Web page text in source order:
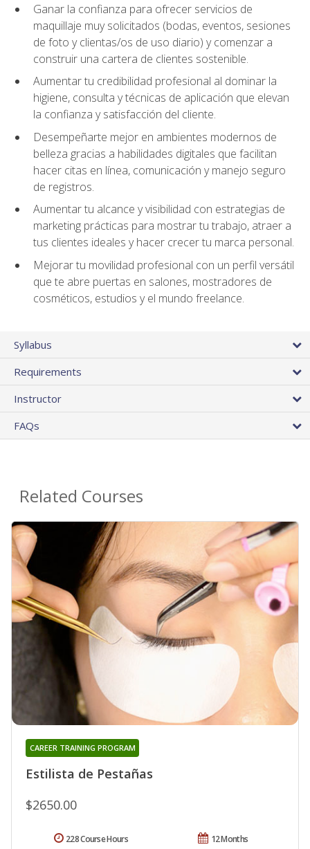
Ganar la confianza para ofrecer servicios de
maquillaje muy solicitados (bodas, eventos, sesiones
de foto y clientas/os de uso diario) y comenzar a
construir una cartera de clientes sostenible.
Aumentar tu credibilidad profesional al dominar la
higiene, consulta y técnicas de aplicación que elevan
la confianza y satisfacción del cliente.
Desempeñarte mejor en ambientes modernos de
belleza gracias a habilidades digitales que facilitan
hacer citas en línea, comunicación y manejo seguro
de registros.
Aumentar tu alcance y visibilidad con estrategias de
marketing prácticas para mostrar tu trabajo, atraer a
tus clientes ideales y hacer crecer tu marca personal.
Mejorar tu movilidad profesional con un perfil versátil
que te abre puertas en salones, mostradores de
cosméticos, estudios y el mundo freelance.
Syllabus
Requirements
Instructor
FAQs
Related Courses
Estilista de Pestañas
CAREER TRAINING PROGRAM
$2650.00
12 Months
228 Course Hours